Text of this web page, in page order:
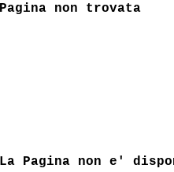
Pagina non trovata
La Pagina non e'